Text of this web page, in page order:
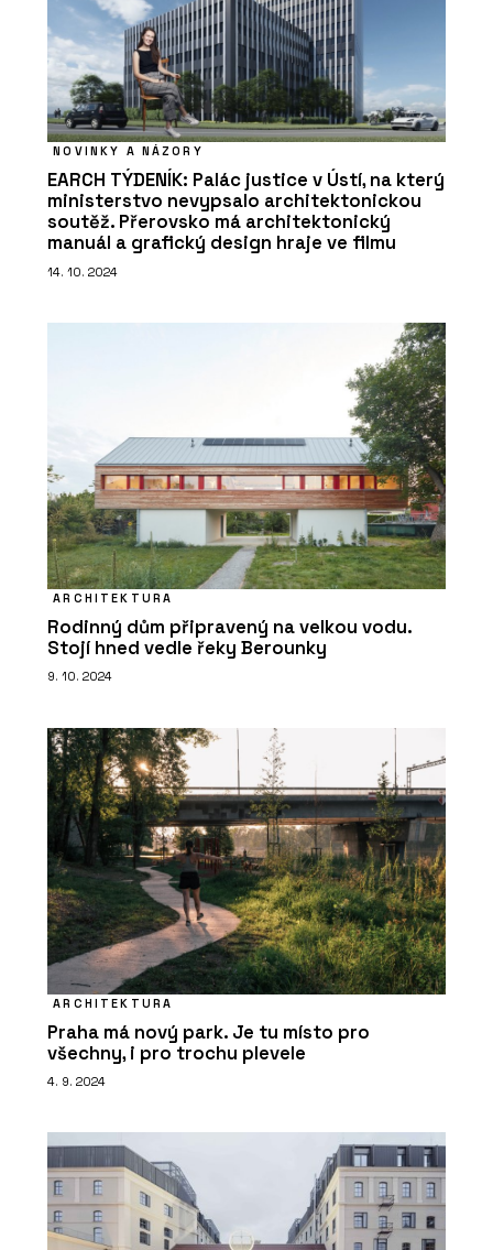
NOVINKY A NÁZORY
EARCH TÝDENÍK: Palác justice v Ústí, na který
ministerstvo nevypsalo architektonickou
soutěž. Přerovsko má architektonický
manuál a grafický design hraje ve filmu
14. 10. 2024
ARCHITEKTURA
Rodinný dům připravený na velkou vodu.
Stojí hned vedle řeky Berounky
9. 10. 2024
ARCHITEKTURA
Praha má nový park. Je tu místo pro
všechny, i pro trochu plevele
4. 9. 2024